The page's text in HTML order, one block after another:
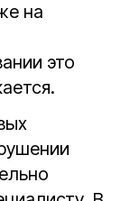
на
это